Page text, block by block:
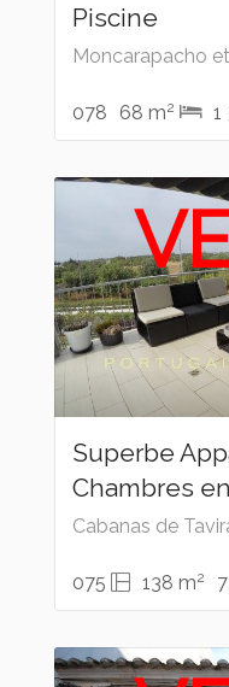
Piscine
Moncarapacho
078 68 m2 1
Superbe
Chambres
Cabanas de
075 138 m2